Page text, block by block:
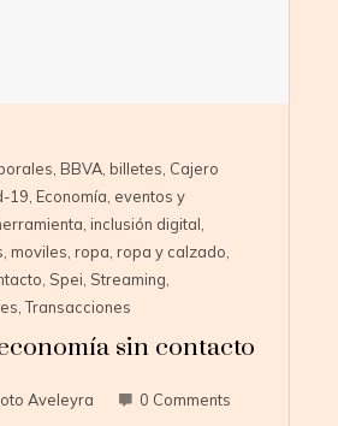
, BBVA, billetes, Cajero
19, Economía, eventos y
, inclusión digital,
, moviles, ropa, ropa y calzado,
, Spei, Streaming,
,Transacciones
sin contacto
Aveleyra 0 Comments